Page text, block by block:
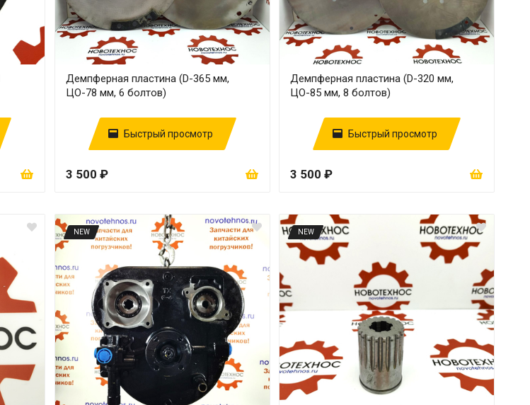
Демпферная пластина (D-365 мм,
ЦО-78 мм, 6 болтов)
Быстрый просмотр
3 500 ₽
Демпферная пластина (D-320 мм,
ЦО-85 мм, 8 болтов)
Быстрый просмотр
3 500 ₽
NEW NEW